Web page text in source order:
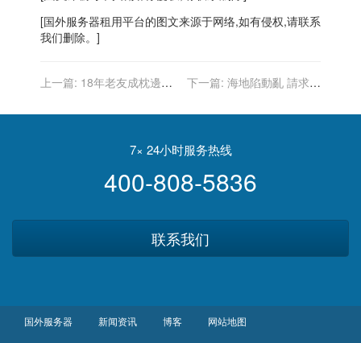
[国外服务器租用平台的图文来源于网络,如有侵权,请联系
我们删除。]
上一篇: 18年老友成枕邊人
下一篇: 海地陷動亂 請求美
有計畫
7× 24小时服务热线
400-808-5836
联系我们
国外服务器 新闻资讯 博客 网站地图